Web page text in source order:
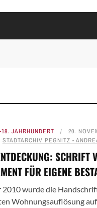
JAHRHUNDERT
20.
STADTARCHIV PEGNITZ -
SCHRIFT
FÜR EIGENE
2010 wurde die
Wohnungsauflösung